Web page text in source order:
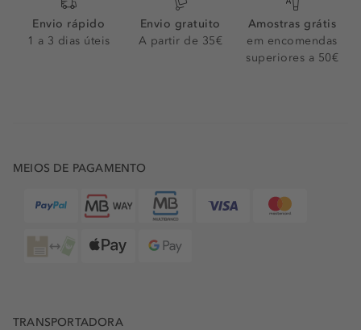
Envio rápido
1 a 3 dias úteis
Envio gratuito
A partir de 35€
Amostras grátis
em encomendas
superiores a 50€
MEIOS DE PAGAMENTO
TRANSPORTADORA